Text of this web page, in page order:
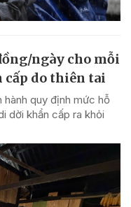
ngày cho mỗi
do thiên tai
hành quy định mức hỗ
dời khẩn cấp ra khỏi